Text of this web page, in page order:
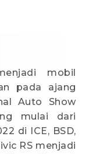
mobil
pada ajang
Auto Show
mulai dari
di ICE, BSD,
RS menjadi